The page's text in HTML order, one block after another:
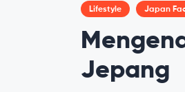
Lifestyle Japan
Jepang